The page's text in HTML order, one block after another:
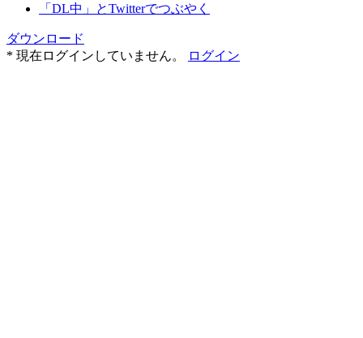
「DL中」とTwitterでつぶやく
ダウンロード
* 現在ログインしていません。
ログイン